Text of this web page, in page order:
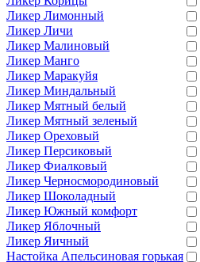
Ликер Лимонный
Ликер Личи
Ликер Малиновый
Ликер Манго
Ликер Маракуйя
Ликер Миндальный
Ликер Мятный белый
Ликер Мятный зеленый
Ликер Ореховый
Ликер Персиковый
Ликер Фиалковый
Ликер Черносмородиновый
Ликер Шоколадный
Ликер Южный комфорт
Ликер Яблочный
Ликер Яичный
Настойка Апельсиновая горькая